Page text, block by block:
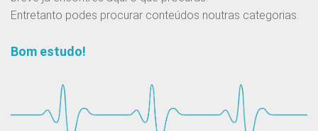
Entretanto podes procurar conteúdos noutras categorias.
Bom estudo!